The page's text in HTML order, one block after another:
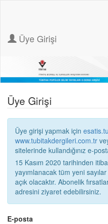
Üye Girişi
Üye Girişi
Üye girişi yapmak için
www.tubitakdergileri.com.tr
sitelerinde kullandığınız e-
15 Kasım 2020 tarihinden
yayımlanacak tüm yeni
açık olacaktır. Abonelik
adresini ziyaret edebilirsiniz.
E-posta